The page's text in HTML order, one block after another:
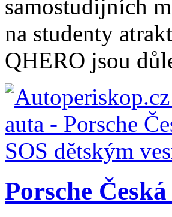
samostudijních
na studenty
QHERO jsou
Porsche